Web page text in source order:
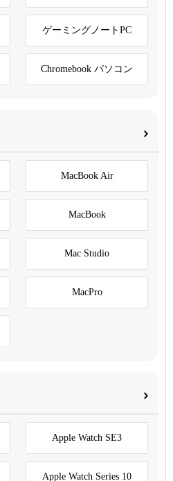
ゲーミングノートPC
Chromebook パソコン
MacBook Air
MacBook
Mac Studio
MacPro
Apple Watch SE3
Apple Watch Series 10